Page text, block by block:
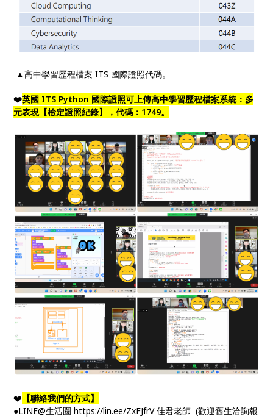
▲高中學習歷程檔案 ITS 國際證照代碼。
❤️英國 ITS Python 國際證照可上傳高中學習歷程檔案系統：多
元表現【檢定證照紀錄】，代碼：1749。
❤️ 【聯絡我們的方式】
●LINE@生活圈 https://lin.ee/ZxFJfrV 佳君老師 (歡迎舊生洽詢報